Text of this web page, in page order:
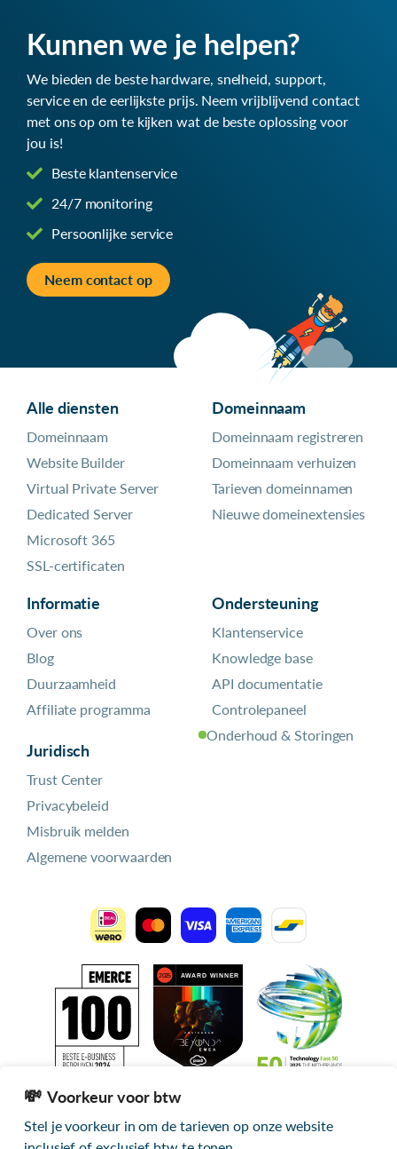
Kunnen we je helpen?
We bieden de beste hardware, snelheid, support,
service en de eerlijkste prijs. Neem vrijblijvend contact
met ons op om te kijken wat de beste oplossing voor
jou is!
Beste klantenservice
24/7 monitoring
Persoonlijke service
Neem contact op
Alle diensten
Domeinnaam
Website Builder
Virtual Private Server
Dedicated Server
Microsoft 365
SSL-certificaten
Domeinnaam
Domeinnaam registreren
Domeinnaam verhuizen
Tarieven domeinnamen
Nieuwe domeinextensies
Informatie
Over ons
Blog
Duurzaamheid
Affiliate programma
Juridisch
Trust Center
Privacybeleid
Misbruik melden
Algemene voorwaarden
Ondersteuning
Klantenservice
Knowledge base
API documentatie
Controlepaneel
Onderhoud & Storingen
Alle getoonde prijzen zijn exclusief btw
Voorkeur voor btw
Stel je voorkeur in om de tarieven op onze website